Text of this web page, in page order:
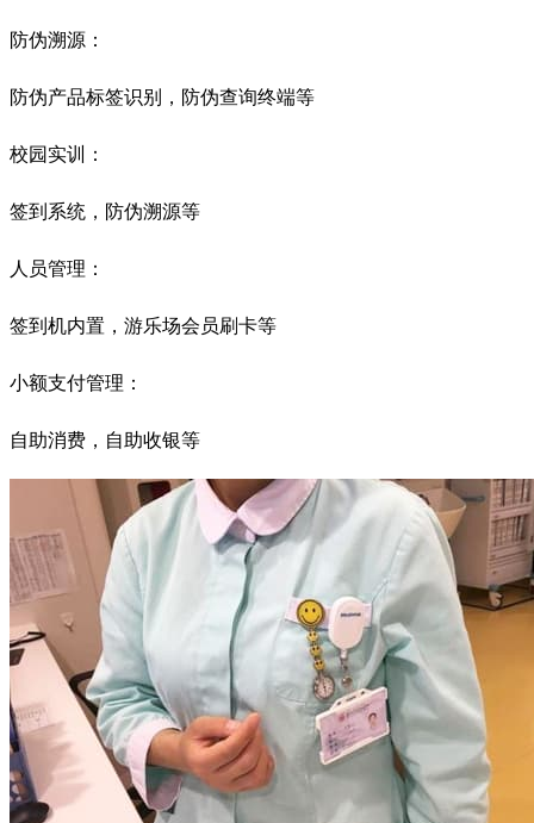
防伪溯源：
防伪产品标签识别，防伪查询终端等
校园实训：
签到系统，防伪溯源等
人员管理：
签到机内置，游乐场会员刷卡等
小额支付管理：
自助消费，自助收银等